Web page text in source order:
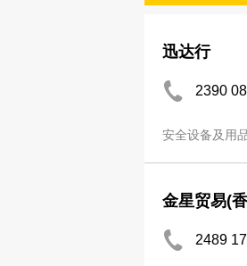
迅达行
2390
安全设备及用
金星贸易(
2489